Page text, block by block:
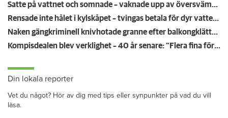
Satte på vattnet och somnade – vaknade upp av översvämning hos grannen
Rensade inte hålet i kylskåpet – tvingas betala för dyr vattenskada
Naken gängkriminell knivhotade granne efter balkongklättring
Kompisdealen blev verklighet – 40 år senare: "Flera fina fördelar med att dela bostad"
Din lokala reporter
Vet du något? Hör av dig med tips eller synpunkter på vad du vill
läsa.